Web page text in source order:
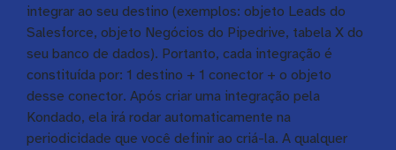
integrar ao seu destino (exemplos: objeto Leads do
Salesforce, objeto Negócios do Pipedrive, tabela X do
seu banco de dados). Portanto, cada integração é
constituída por: 1 destino + 1 conector + o objeto
desse conector. Após criar uma integração pela
Kondado, ela irá rodar automaticamente na
periodicidade que você definir ao criá-la. A qualquer